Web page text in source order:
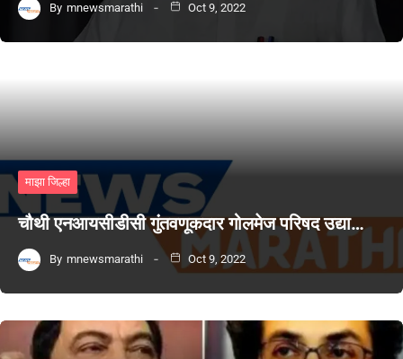
By mnewsmarathi Oct 9, 2022
माझा जिल्हा
चौथी एनआयसीडीसी गुंतवणूकदार गोलमेज परिषद उद्या…
By mnewsmarathi Oct 9, 2022